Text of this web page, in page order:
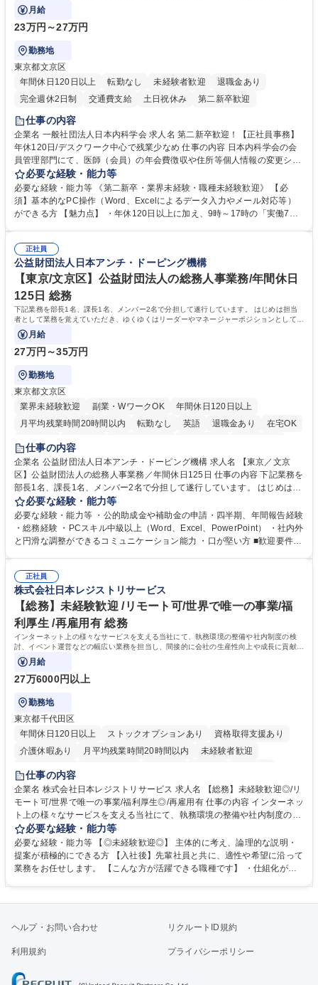
などにも幅広く携わっていただきます。
月給
23万円～27万円
勤務地
東京都文京区
年間休日120日以上
転勤なし 未経験者歓迎
退職金あり
完全週休2日制
交通費支給 土日祝休み 第二新卒歓迎
仕事の内容
企業名 一般社団法人日本内科学会 求人名 第二新卒歓迎！【正社員事務】
年休120日/デスクワーク中心で残業少なめ 仕事の内容 日本内科学会の会
員管理部門にて、医師（会員）の年会費徴収や住所等個人情報の変更シス
テム入力、電話・FAX対応をお任せします。将来的には、各種委員会の運
営事務局業務などにも幅広く携わっていただきます。 【会員管理・データ
入力業務】 ・医師（会員）の住所変更、個人情報のシステム登録・更新
・年会費の徴収管理や入金データの照合確認 【問い合わせ対応】 ・会員
年休120日/デスクワーク中心で残業少なめ
必要な経験・能力等
必要な経験・能力等 《第二新卒・業界未経験・職種未経験歓迎》 【必
須】基本的なPC操作（Word、Excelによるデータ入力やメール対応等）
ができる方 【魅力点】 ・年休120日以上に加え、9時～17時の「実働7時
整、資料作成、当日の運営サポート 学歴・資格 学歴：大学院 大学 語学
力： 資格：
正社員
公益財団法人日本アンチ・ドーピング機構
【東京/文京区】公益財団法人の総務人事業務/年間休日
125日 総務
下記業務を部長1名、課長1名、メンバー2名で分担して遂行しています。 はじめは担当
者として業務を覚えていただき、ゆくゆくはリーダーやマネージャーポジションとして活
躍いただくことを期待しています。
月給
27万円～35万円
勤務地
東京都文京区
業界未経験歓迎
副業・WワークOK
年間休日120日以上
月平均残業時間20時間以内
転勤なし 英語 退職金あり
在宅OK
賞与あり
育休あり
食事補助あり
仕事の内容
企業名 公益財団法人日本アンチ・ドーピング機構 求人名 【東京／文京
区】公益財団法人の総務人事業務／年間休日125日 仕事の内容 下記業務を
部長1名、課長1名、メンバー2名で分担して遂行しています。 はじめは担
当者として業務を覚えていただき、ゆくゆくはリーダーやマネージャーポ
ジションとして活躍いただくことを期待しています。 【総務・人事グルー
プの業務内容】 ・人事制度関連 ・採用活動 ・教育研修の企画、実行 ・勤
怠管理 ・官公庁への各種提出 ・法定の会議運営（評議員会、理事会） ・
管理 ・福利厚生関連 ・職員からの問合せ、相談対応 ・その他日常の総務
業務全般 募集職種 【東京／文京区】公益財団法人の総務人事業務／年間
休日125日
必要な経験・能力等
必要な経験・能力等 ・公的助成金や補助金の申請・四半期、年間報告経験
・総務経験 ・PCスキル中級以上（Word、Excel、PowerPoint） ・社内外
と円滑な調整ができるコミュニケーション能力 ・口が堅い方 ■歓迎要件
正社員
株式会社日本レジストリサービス
【総務】未経験歓迎 /リモート可/世界で唯一の事業/福
利厚生 /再雇用有 総務
インターネット上の様々なサービスを支える当社にて、執務環境の整備や社内制度の検
討、イベント運営などの幅広い業務を担当し、間接的に会社の生産性向上や成長に貢献し
ている部署です。
月給
27万6000円以上
勤務地
東京都千代田区
年間休日120日以上
ストックオプションあり
資格取得支援あり
介護休暇あり
月平均残業時間20時間以内
未経験者歓迎
住宅手当あり
完全週休2日制
交通費支給 駅近5分以内 土日祝休み 服装自由
仕事の内容
企業名 株式会社日本レジストリサービス 求人名 【総務】未経験歓迎◎/リ
モート可/世界で唯一の事業/福利厚生◎/再雇用有 仕事の内容 インターネッ
ト上の様々なサービスを支える当社にて、執務環境の整備や社内制度の検
討、イベント運営などの幅広い業務を担当し、間接的に会社の生産性向上
や成長に貢献している部署です。 会社の全メンバーが安心して長く成果を
発揮できる環境を整えるために、毎日のメンテナンスや維持管理に加え、
新たな施策検討を積極的に行っていただき、会社全体を巻き込み課題解決
幅広い業務の体得が可能で、多様なキャリアパスを描くことも可能です。
再雇用有
必要な経験・能力等
必要な経験・能力等 【◎未経験歓迎◎】 主体的に考え、論理的な説明・
提案が積極的にできる方 【入社後】先輩社員と共に、適性や希望に沿って
業務をお任せします。 【こんな方が活躍できる職種です】 ・仕組化が好
賃の50%（月額7万円まで）を補助 学歴・資格 学歴：大学院 大学 語学
力： 資格：
ヘルプ・お問い合わせ リクルートID規約
利用規約 プライバシーポリシー